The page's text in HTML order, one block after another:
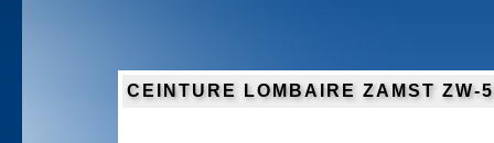
CEINTURE LOMBAIRE ZAMST ZW-5